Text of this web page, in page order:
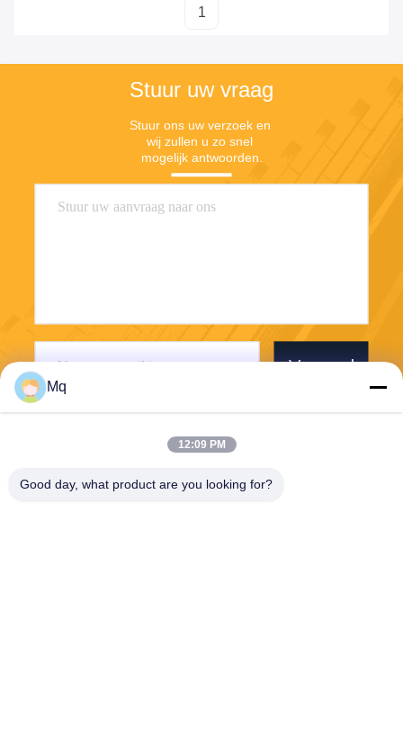
1
Stuur uw vraag
Stuur ons uw verzoek en
wij zullen u zo snel
mogelijk antwoorden.
Verzend
Mq
12:09 PM
Good day, what product are you looking for?